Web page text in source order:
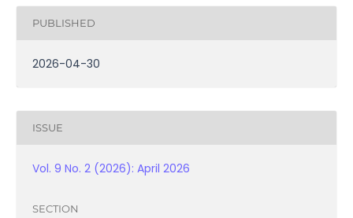
PUBLISHED
2026-04-30
ISSUE
Vol. 9 No. 2 (2026): April 2026
SECTION